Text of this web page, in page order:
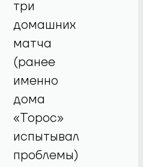
три
домашних
матча
(ранее
именно
дома
«Торос»
испытывал
проблемы)